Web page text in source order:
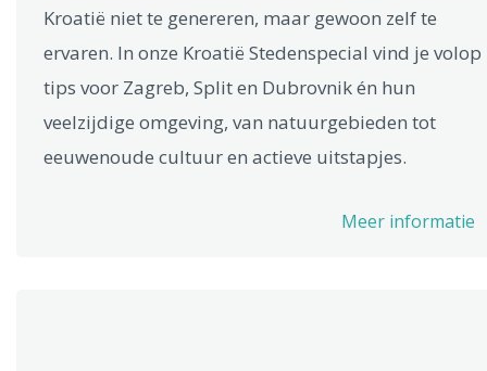
Kroatië niet te genereren, maar gewoon zelf te
ervaren. In onze Kroatië Stedenspecial vind je volop
tips voor Zagreb, Split en Dubrovnik én hun
veelzijdige omgeving, van natuurgebieden tot
eeuwenoude cultuur en actieve uitstapjes.
Meer informatie